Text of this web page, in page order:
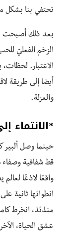
تحتفي بنا بشكل
بعد ذلك أصبحت
الزخم الفعليّ
الاعتبار.
أيضا إلى طريقة
والعزلة.
*
قط شفافية
واقعًا لاذعًا
انطوائها ثانية
منذئذ، انخرط
عشق الحياة،